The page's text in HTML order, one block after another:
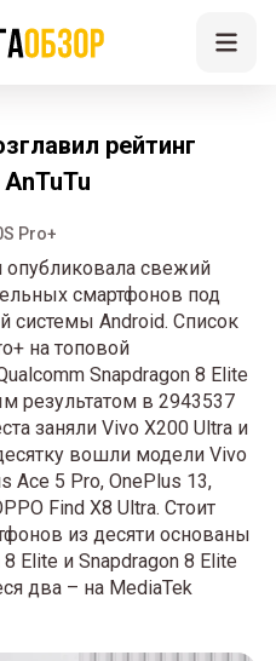
рейтинг
Pro+
опубликовала свежий
смартфонов под
системы Android. Список
на топовой
Snapdragon 8 Elite
результатом в 2943537
заняли Vivo X200 Ultra и
вошли модели Vivo
Ace 5 Pro, OnePlus 13,
Find X8 Ultra. Стоит
из десяти основаны
Elite и Snapdragon 8 Elite
два – на MediaTek